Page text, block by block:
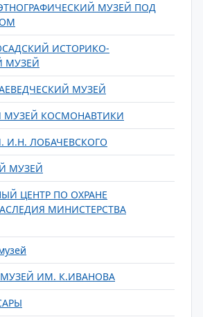
МУЗЕЙ ПОД
ИСТОРИКО-
МУЗЕЙ
МУЗЕЙ
КОСМОНАВТИКИ
ЛОБАЧЕВСКОГО
МУЗЕЙ
ЦЕНТР ПО ОХРАНЕ
МИНИСТЕРСТВА
ИМ. К.ИВАНОВА